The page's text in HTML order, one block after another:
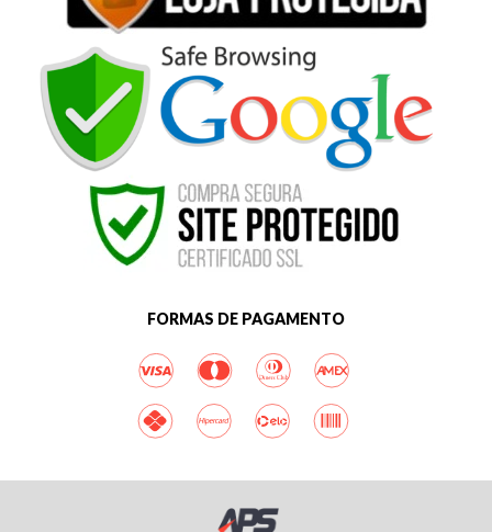
FORMAS DE PAGAMENTO